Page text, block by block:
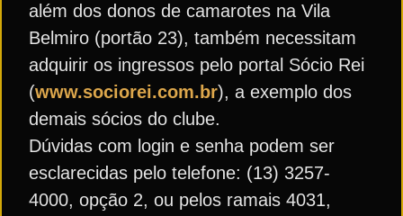
além dos donos de camarotes na Vila
Belmiro (portão 23), também necessitam
adquirir os ingressos pelo portal Sócio Rei
(www.sociorei.com.br), a exemplo dos
demais sócios do clube.
Dúvidas com login e senha podem ser
esclarecidas pelo telefone: (13) 3257-
4000, opção 2, ou pelos ramais 4031,